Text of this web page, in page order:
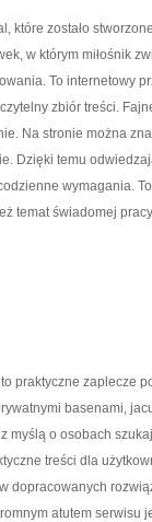
które zostało
w którym miłośnik
To internetowy
zbiór treści.
Na stronie można
Dzięki temu
wymagania.
temat świadomej
praktyczne zaplecze
basenami,
myślą o osobach
treści dla
dopracowanych
atutem serwisu